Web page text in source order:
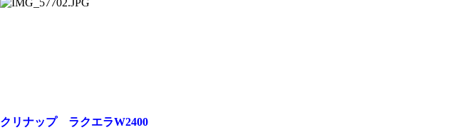
クリナップ ラクエラW2400